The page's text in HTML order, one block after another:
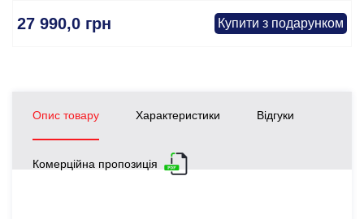
27 990,0 грн Купити з подарунком
Опис товару Характеристики Відгуки
Комерційна пропозиція